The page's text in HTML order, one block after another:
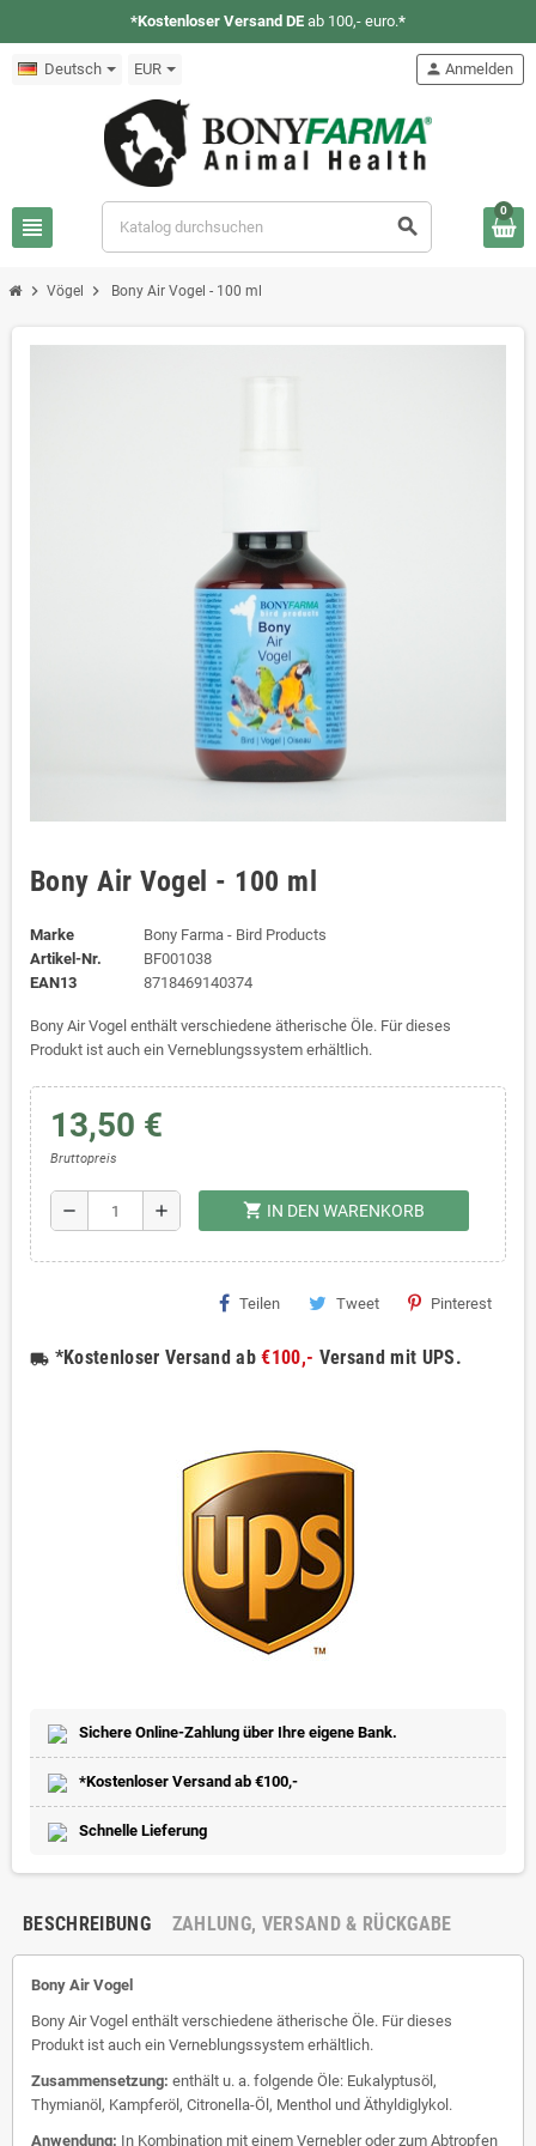
*Kostenloser Versand DE ab 100,- euro.*
Deutsch EUR
view_headline search
person Anmelden
0
chevron_right Vögel chevron_right Bony Air Vogel - 100 ml
Bony Air Vogel - 100 ml
Marke
Bony Farma - Bird Products
Artikel-Nr.
BF001038
EAN13
8718469140374
Bony Air Vogel enthält verschiedene ätherische Öle. Für dieses
Produkt ist auch ein Verneblungssystem erhältlich.
13,50 €
Bruttopreis
remove add shopping_cart IN DEN WARENKORB
Teilen Tweet Pinterest
local_shipping *Kostenloser Versand ab€100,- Versand mit UPS.
Sichere Online-Zahlung über Ihre eigene Bank.
*Kostenloser Versand ab €100,-
Schnelle Lieferung
BESCHREIBUNG ZAHLUNG, VERSAND & RÜCKGABE
Bony Air Vogel
Bony Air Vogel enthält verschiedene ätherische Öle. Für dieses
Produkt ist auch ein Verneblungssystem erhältlich.
Zusammensetzung: enthält u. a. folgende Öle: Eukalyptusöl,
Thymianöl, Kampferöl, Citronella-Öl, Menthol und Äthyldiglykol.
Anwendung: In Kombination mit einem Vernebler oder zum Abtropfen